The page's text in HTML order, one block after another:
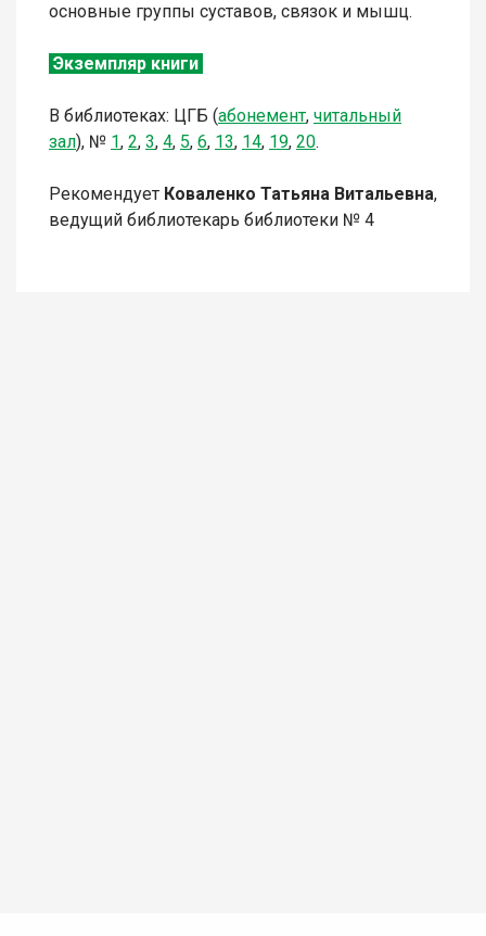
основные группы суставов, связок и мышц.
Экземпляр книги
В библиотеках: ЦГБ (абонемент, читальный
зал), № 1, 2, 3, 4, 5, 6, 13, 14, 19, 20.
Рекомендует Коваленко Татьяна Витальевна,
ведущий библиотекарь библиотеки № 4